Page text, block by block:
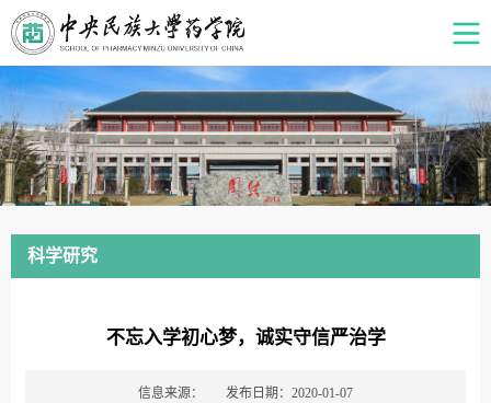
科学研究
不忘入学初心梦，诚实守信严治学
信息来源： 发布日期：2020-01-07